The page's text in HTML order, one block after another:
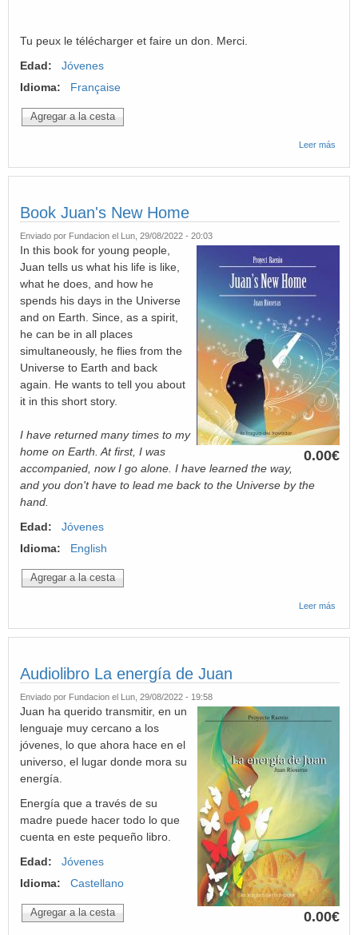
Tu peux le télécharger et faire un don. Merci.
Edad:
Jóvenes
Idioma:
Française
Leer más
de
Book Juan's New Home
Enviado por Fundacion el Lun, 29/08/2022 - 20:03
0.00€
In this book for young people,
Juan tells us what his life is like,
what he does, and how he
spends his days in the Universe
and on Earth. Since, as a spirit,
he can be in all places
simultaneously, he flies from the
Universe to Earth and back
again. He wants to tell you about
it in this short story.
I have returned many times to my
home on Earth. At first, I was
accompanied, now I go alone. I have learned the way,
and you don't have to lead me back to the Universe by the
hand.
Edad:
Jóvenes
Idioma:
English
Leer más
Audiolibro La energía de Juan
Enviado por Fundacion el Lun, 29/08/2022 - 19:58
0.00€
Juan ha querido transmitir, en un
lenguaje muy cercano a los
jóvenes, lo que ahora hace en el
universo, el lugar donde mora su
energía.
Energía que a través de su
madre puede hacer todo lo que
cuenta en este pequeño libro.
Edad:
Jóvenes
Idioma:
Castellano